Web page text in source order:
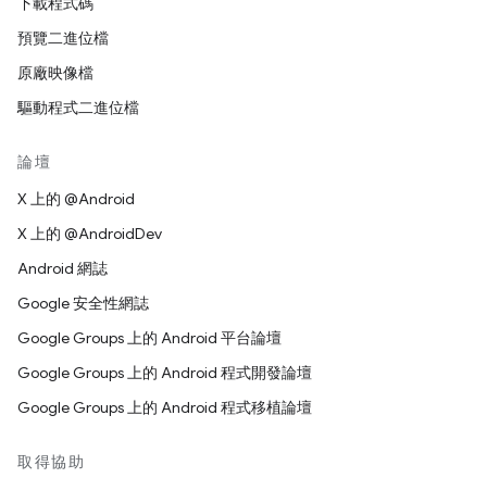
預覽二進位檔
原廠映像檔
驅動程式二進位檔
論壇
X 上的 @Android
X 上的 @AndroidDev
Android 網誌
Google 安全性網誌
Google Groups 上的 Android 平台論壇
Google Groups 上的 Android 程式開發論壇
Google Groups 上的 Android 程式移植論壇
取得協助